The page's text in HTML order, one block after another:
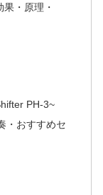
・原理・
PH-3~
・おすすめセ